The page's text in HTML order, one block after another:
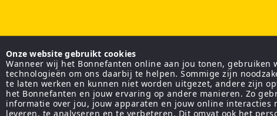
Onze website gebruikt cookies
Wanneer wij het Bonnefanten online aan jou tonen, gebruiken
technologieën om ons daarbij te helpen. Sommige zijn
te laten werken en kunnen niet worden uitgezet, andere zijn
het Bonnefanten en jouw ervaring op andere manieren. Zo
informatie over jou, jouw apparaten en jouw online interacties
leveren, te analyseren en te verbeteren. Dit omvat ook het